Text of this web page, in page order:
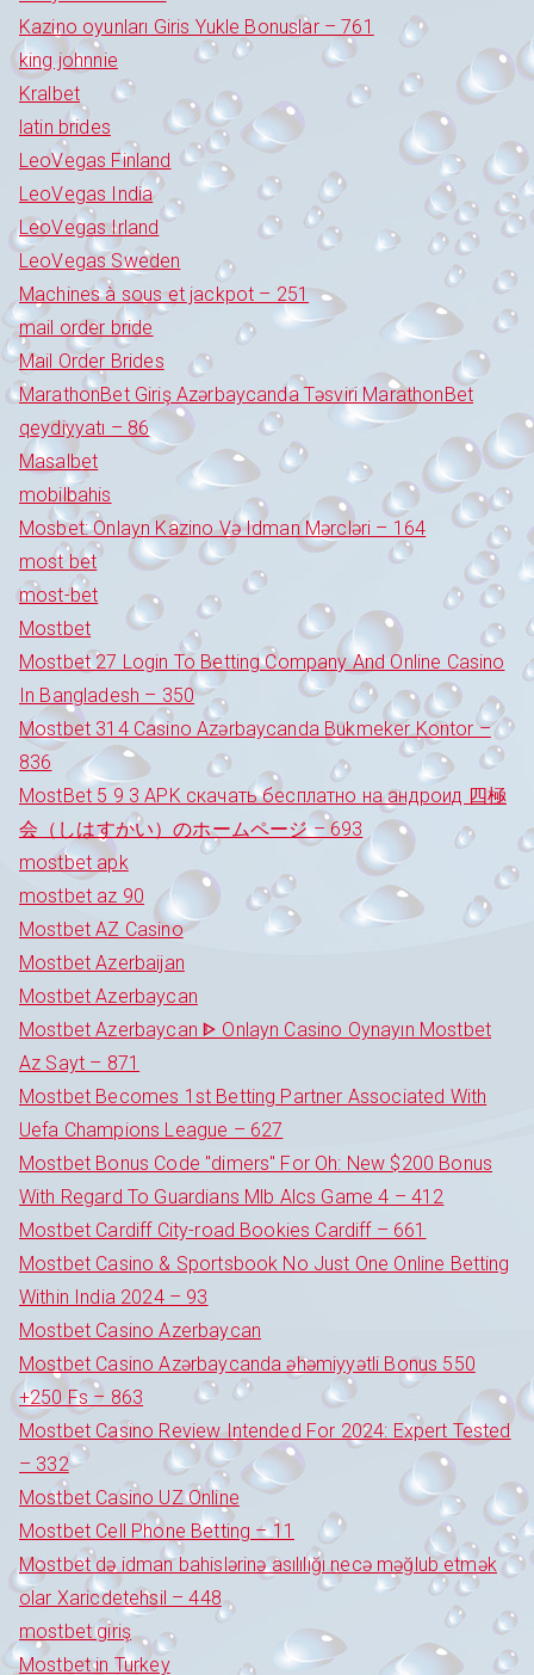
Kazino oyunları Giris Yukle Bonuslar – 761
king johnnie
Kralbet
latin brides
LeoVegas Finland
LeoVegas India
LeoVegas Irland
LeoVegas Sweden
Machines à sous et jackpot – 251
mail order bride
Mail Order Brides
MarathonBet Giriş Azərbaycanda Təsviri MarathonBet
qeydiyyatı – 86
Masalbet
mobilbahis
Mosbet: Onlayn Kazino Və Idman Mərcləri – 164
most bet
most-bet
Mostbet
Mostbet 27 Login To Betting Company And Online Casino
In Bangladesh – 350
Mostbet 314 Casino Azərbaycanda Bukmeker Kontor –
836
MostBet 5 9 3 APK скачать бесплатно на андроид 四極
会（しはすかい）のホームページ – 693
mostbet apk
mostbet az 90
Mostbet AZ Casino
Mostbet Azerbaijan
Mostbet Azerbaycan
Mostbet Azerbaycan ᐈ Onlayn Casino Oynayın Mostbet
Az Sayt – 871
Mostbet Becomes 1st Betting Partner Associated With
Uefa Champions League – 627
Mostbet Bonus Code "dimers" For Oh: New $200 Bonus
With Regard To Guardians Mlb Alcs Game 4 – 412
Mostbet Cardiff City-road Bookies Cardiff – 661
Mostbet Casino & Sportsbook No Just One Online Betting
Within India 2024 – 93
Mostbet Casino Azerbaycan
Mostbet Casino Azərbaycanda əhəmiyyətli Bonus 550
+250 Fs – 863
Mostbet Casino Review Intended For 2024: Expert Tested
– 332
Mostbet Casino UZ Online
Mostbet Cell Phone Betting – 11
Mostbet də idman bahislərinə asılılığı necə məğlub etmək
olar Xaricdetehsil – 448
mostbet giriş
Mostbet in Turkey